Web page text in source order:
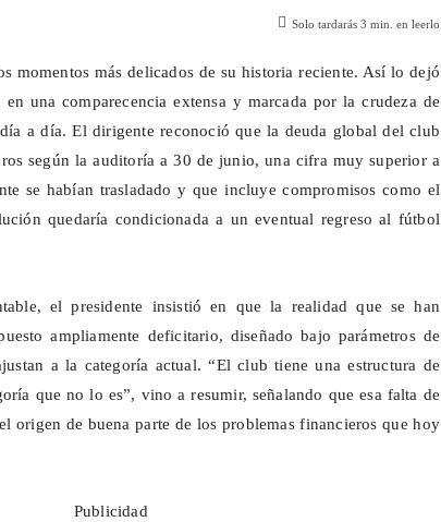
Solo tardarás3 min. en leerlo
momentos más delicados de su historia reciente. Así lo dejó
una comparecencia extensa y marcada por la crudeza de
a día. El dirigente reconoció que la deuda global del club
según la auditoría a 30 de junio, una cifra muy superior a
se habían trasladado y que incluye compromisos como el
quedaría condicionada a un eventual regreso al fútbol
el presidente insistió en que la realidad que se han
ampliamente deficitario, diseñado bajo parámetros de
a la categoría actual. “El club tiene una estructura de
que no lo es”, vino a resumir, señalando que esa falta de
origen de buena parte de los problemas financieros que hoy
Publicidad